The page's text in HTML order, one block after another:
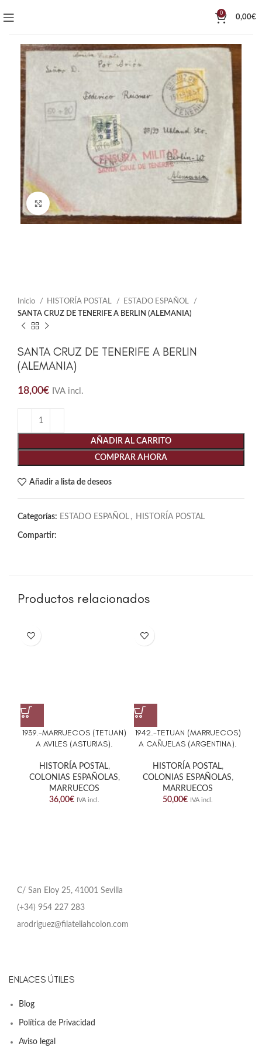
0
0,00€
Click to enlarge
Inicio HISTORÍA POSTAL
ESTADO ESPAÑOL
SANTA CRUZ DE TENERIFE A BERLIN (ALEMANIA)
SANTA CRUZ DE TENERIFE A BERLIN
(ALEMANIA)
18,00€ IVA incl.
AÑADIR AL CARRITO
COMPRAR AHORA
Añadir a lista de deseos
Categorías: ESTADO ESPAÑOL , HISTORÍA POSTAL
Compartir:
Productos relacionados
1939.-MARRUECOS (TETUAN)
A AVILES (ASTURIAS).
HISTORÍA POSTAL,
COLONIAS ESPAÑOLAS,
MARRUECOS
36,00€ IVA incl.
1942.-TETUAN (MARRUECOS)
A CAÑUELAS (ARGENTINA).
HISTORÍA POSTAL,
COLONIAS ESPAÑOLAS,
MARRUECOS
50,00€ IVA incl.
C/ San Eloy 25, 41001 Sevilla
(+34) 954 227 283
arodriguez@filateliahcolon.com
ENLACES ÚTILES
Blog
Política de Privacidad
Aviso legal